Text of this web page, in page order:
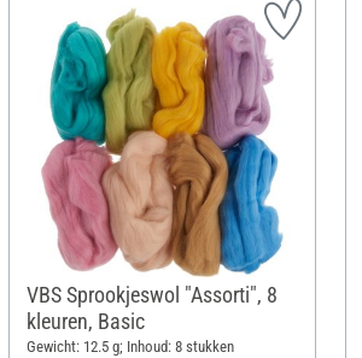
VBS Sprookjeswol "Assorti", 8
kleuren, Basic
Gewicht: 12.5 g; Inhoud: 8 stukken